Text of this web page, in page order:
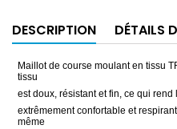
DESCRIPTION DÉTAILS
Maillot de course moulant en tissu
tissu
est doux, résistant et fin, ce qui
extrêmement confortable et
même